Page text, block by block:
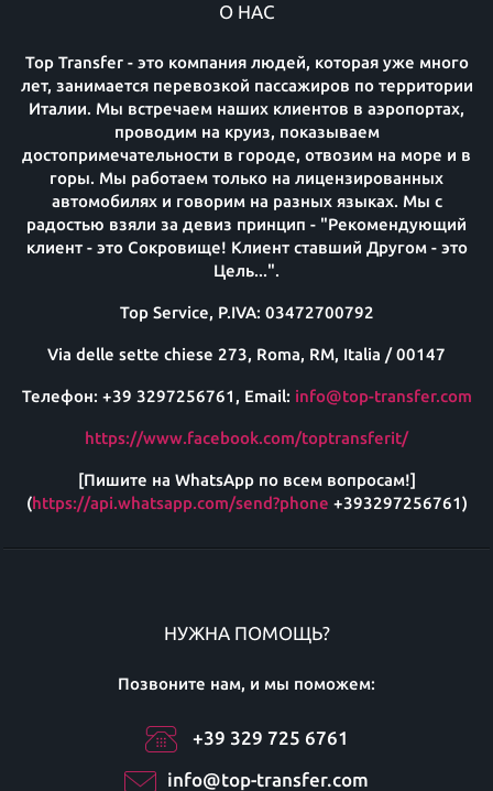
О НАС
Top Transfer - это компания людей, которая уже много
лет, занимается перевозкой пассажиров по территории
Италии. Мы встречаем наших клиентов в аэропортах,
проводим на круиз, показываем
достопримечательности в городе, отвозим на море и в
горы. Мы работаем только на лицензированных
автомобилях и говорим на разных языках. Мы с
радостью взяли за девиз принцип - "Рекомендующий
клиент - это Сокровище! Клиент ставший Другом - это
Цель...".
Top Service, P.IVA: 03472700792
Via delle sette chiese 273, Roma, RM, Italia / 00147
Телефон: +39 3297256761, Email: info@top-transfer.com
https://www.facebook.com/toptransferit/
[Пишите на WhatsApp по всем вопросам!]
(https://api.whatsapp.com/send?phone +393297256761)
НУЖНА ПОМОЩЬ?
Позвоните нам, и мы поможем:
+39 329 725 6761
info@top-transfer.com